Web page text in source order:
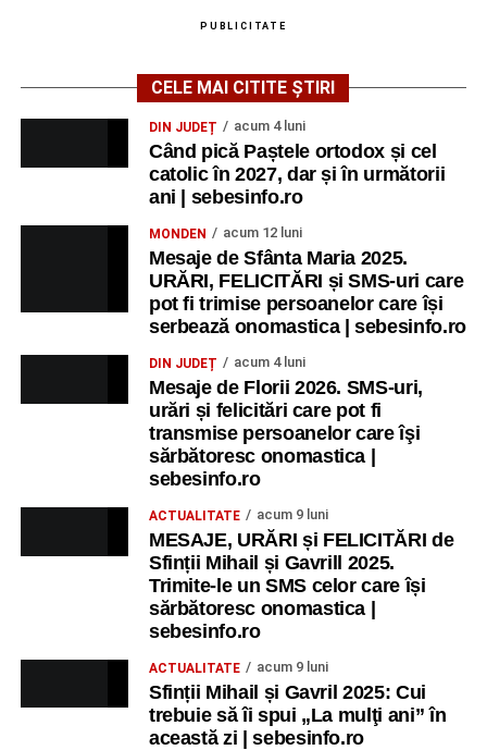
PUBLICITATE
CELE MAI CITITE ȘTIRI
DIN JUDEȚ acum 4 luni
Când pică Paștele ortodox și cel
catolic în 2027, dar și în următorii
ani | sebesinfo.ro
MONDEN acum 12 luni
Mesaje de Sfânta Maria 2025.
URĂRI, FELICITĂRI și SMS-uri care
pot fi trimise persoanelor care își
serbează onomastica | sebesinfo.ro
DIN JUDEȚ acum 4 luni
Mesaje de Florii 2026. SMS-uri,
urări și felicitări care pot fi
transmise persoanelor care îşi
sărbătoresc onomastica |
sebesinfo.ro
ACTUALITATE acum 9 luni
MESAJE, URĂRI și FELICITĂRI de
Sfinții Mihail și Gavrill 2025.
Trimite-le un SMS celor care își
sărbătoresc onomastica |
sebesinfo.ro
ACTUALITATE acum 9 luni
Sfinții Mihail și Gavril 2025: Cui
trebuie să îi spui „La mulţi ani” în
această zi | sebesinfo.ro